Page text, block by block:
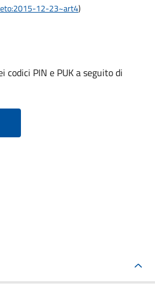
12-23~art4)
codici PIN e PUK a seguito di